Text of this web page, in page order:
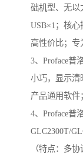
础机型、无以
USB×1；核心
高性价比；专
3、Proface普
小巧，显示清
产品通用软件
4、Proface普
GLC2300T/
（特点：多